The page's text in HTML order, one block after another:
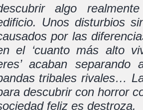
algo
Unos disturbios
por las
el ‘cuanto más alto
acaban
tribales rivales…
descubrir con horror
feliz es destroza.